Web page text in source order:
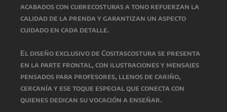
acabados con cubrecosturas a tono refuerzan la
calidad de la prenda y garantizan un aspecto
cuidado en cada detalle.
El diseño exclusivo de Cositascostura se presenta
en la parte frontal, con ilustraciones y mensajes
pensados para profesores, llenos de cariño,
cercanía y ese toque especial que conecta con
quienes dedican su vocación a enseñar.